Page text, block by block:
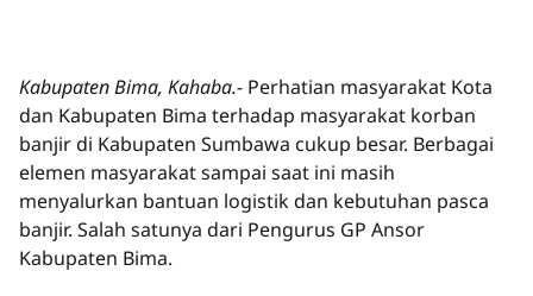
Kabupaten Bima, Kahaba.- Perhatian masyarakat Kota
dan Kabupaten Bima terhadap masyarakat korban
banjir di Kabupaten Sumbawa cukup besar. Berbagai
elemen masyarakat sampai saat ini masih
menyalurkan bantuan logistik dan kebutuhan pasca
banjir. Salah satunya dari Pengurus GP Ansor
Kabupaten Bima.